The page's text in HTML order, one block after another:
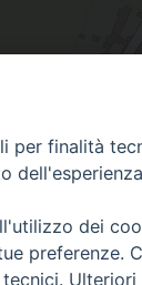
per finalità
dei
preferenze.